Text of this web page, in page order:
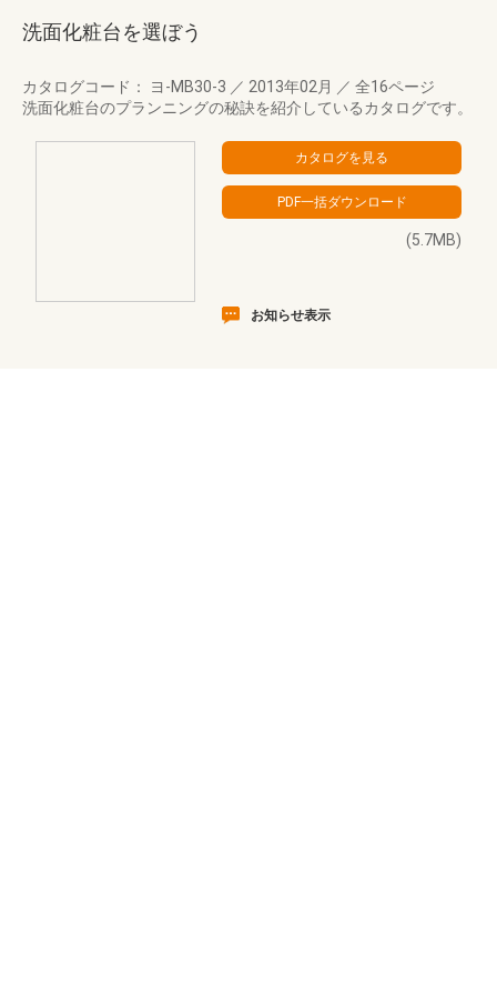
洗面化粧台を選ぼう
カタログコード： ヨ-MB30-3 ／ 2013年02月 ／ 全16ページ
洗面化粧台のプランニングの秘訣を紹介しているカタログです。
(5.7MB)
お知らせ表示